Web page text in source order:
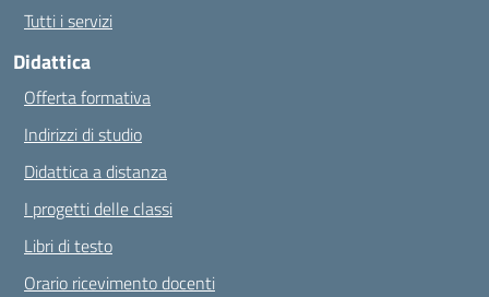
Tutti i servizi
Didattica
Offerta formativa
Indirizzi di studio
Didattica a distanza
I progetti delle classi
Libri di testo
Orario ricevimento docenti